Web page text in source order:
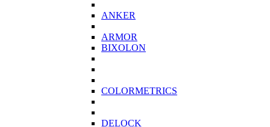
ANKER
ARMOR
BIXOLON
COLORMETRICS
DELOCK